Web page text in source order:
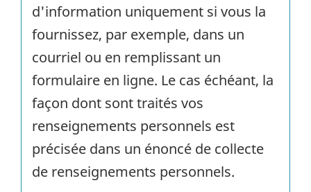
d'information uniquement si vous la
fournissez, par exemple, dans un
courriel ou en remplissant un
formulaire en ligne. Le cas échéant, la
façon dont sont traités vos
renseignements personnels est
précisée dans un énoncé de collecte
de renseignements personnels.